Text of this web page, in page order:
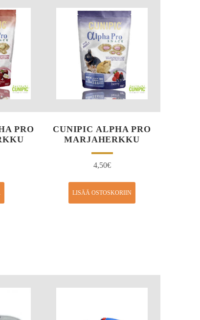
PRO
CUNIPIC ALPHA PRO
MARJAHERKKU
4,50€
LISÄÄ OSTOSKORIIN